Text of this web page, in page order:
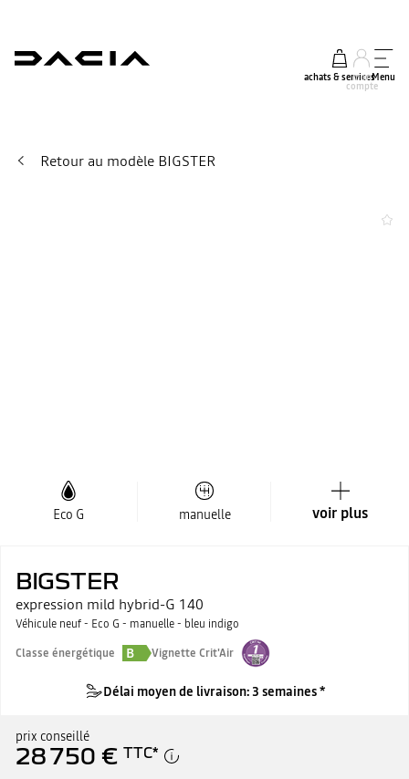
achats & services
mon
compte
Menu
Retour au modèle BIGSTER
Eco G manuelle voir plus
BIGSTER
expression mild hybrid-G 140
Véhicule neuf - Eco G - manuelle - bleu indigo
Classe énergétique
B Vignette Crit'Air
Délai moyen de livraison: 3 semaines *
prix conseillé
28 750 € TTC*